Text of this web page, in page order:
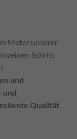
Meter unserer
Schritt
und
und
Qualität